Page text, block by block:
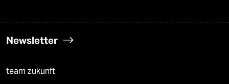
Newsletter
team zukunft